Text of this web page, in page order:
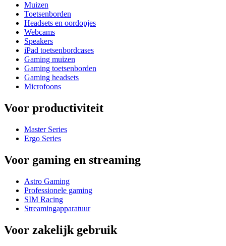
Muizen
Toetsenborden
Headsets en oordopjes
Webcams
Speakers
iPad toetsenbordcases
Gaming muizen
Gaming toetsenborden
Gaming headsets
Microfoons
Voor productiviteit
Master Series
Ergo Series
Voor gaming en streaming
Astro Gaming
Professionele gaming
SIM Racing
Streamingapparatuur
Voor zakelijk gebruik